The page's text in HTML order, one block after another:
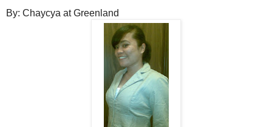
By: Chaycya at Greenland